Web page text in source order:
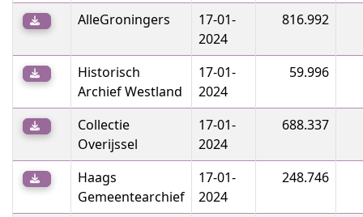
AlleGroningers
17-01-
2024
816.992
Historisch
Archief Westland
17-01-
2024
59.996
Collectie
Overijssel
17-01-
2024
688.337
Haags
Gemeentearchief
17-01-
2024
248.746